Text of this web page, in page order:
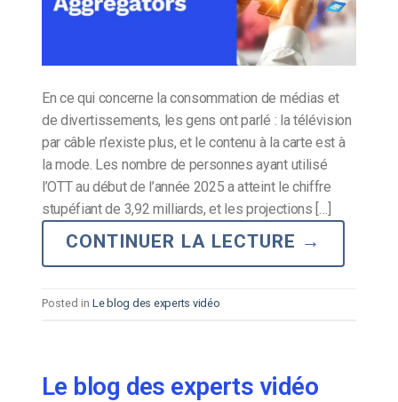
En ce qui concerne la consommation de médias et
de divertissements, les gens ont parlé : la télévision
par câble n’existe plus, et le contenu à la carte est à
la mode. Les nombre de personnes ayant utilisé
l’OTT au début de l’année 2025 a atteint le chiffre
stupéfiant de 3,92 milliards, et les projections […]
CONTINUER LA LECTURE →
Posted in Le blog des experts vidéo
Le blog des experts vidéo